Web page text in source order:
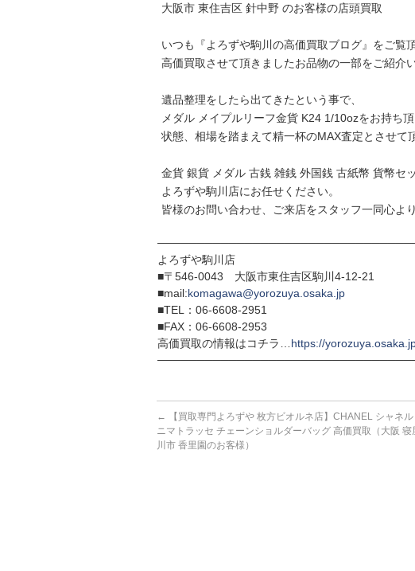
大阪市 東住吉区 針中野 のお客様の店頭買取
いつも『よろずや駒川の高価買取ブログ』をご覧
高価買取させて頂きましたお品物の一部をご紹介
遺品整理をしたら出てきたという事で、
メダル メイプルリーフ金貨 K24 1/10ozをお持ち頂
状態、相場を踏まえて精一杯のMAX査定とさせて
金貨 銀貨 メダル 古銭 雑銭 外国銭 古紙幣 貨幣セ
よろずや駒川店にお任せください。
皆様のお問い合わせ、ご来店をスタッフ一同心よ
よろずや駒川店
■〒546-0043 大阪市東住吉区駒川4-12-21
■mail:komagawa@yorozuya.osaka.jp
■TEL：06-6608-2951
■FAX：06-6608-2953
高価買取の情報はコチラ… https://
←
【買取専門よろずや 枚方ビオルネ店】CHANEL シャネル
ニマトラッセ チェーンショルダーバッグ 高価買取（大阪 寝
川市 香里園のお客様）